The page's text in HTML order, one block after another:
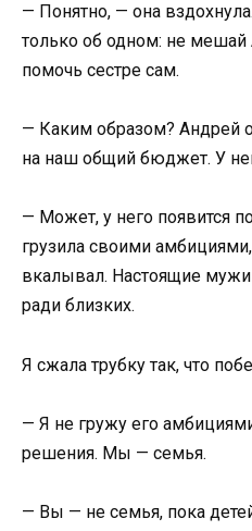
— Понятно, — она
только об одном: не мешай
помочь сестре сам.
— Каким образом? Андрей
на наш общий бюджет. У
— Может, у него появится
грузила своими
вкалывал. Настоящие
ради близких.
Я сжала трубку так, что
— Я не гружу его
решения. Мы — семья.
— Вы — не семья, пока